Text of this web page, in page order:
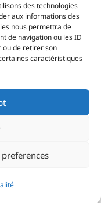
des technologies
aux informations des
nous permettra de
de navigation ou les ID
ou de retirer son
caractéristiques